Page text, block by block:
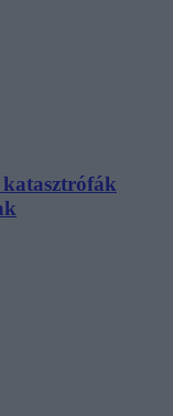
katasztrófák